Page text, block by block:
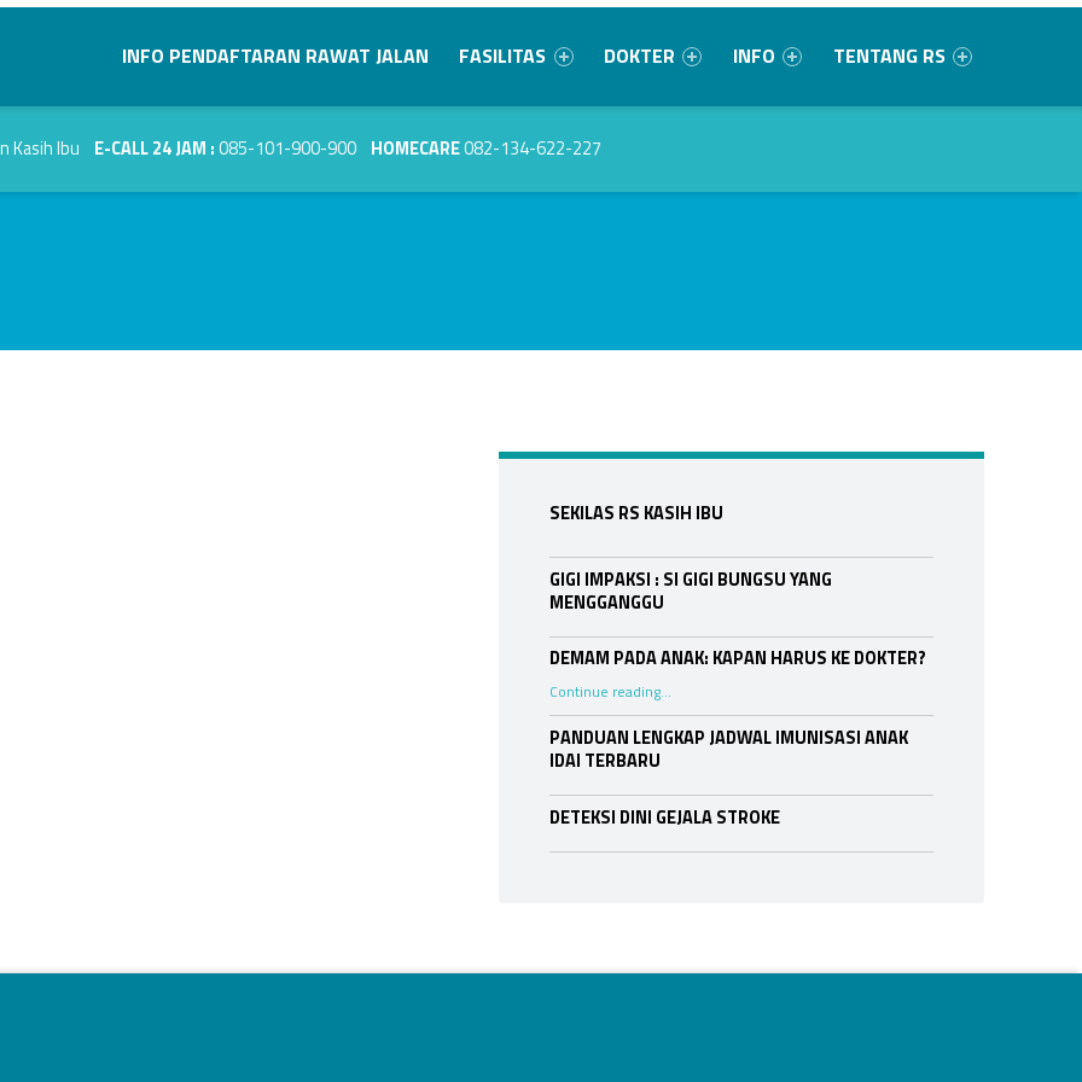
INFO PENDAFTARAN RAWAT JALAN FASILITAS DOKTER INFO TENTANG RS
E-CALL 24 JAM :085-101-900-900 HOMECARE082-134-622-227
Sidebar
SEKILAS RS KASIH IBU
GIGI IMPAKSI : SI GIGI BUNGSU YANG
MENGGANGGU
DEMAM PADA ANAK: KAPAN HARUS KE DOKTER?
Continue reading“DEMAM PADA ANAK: KAPAN HARUS KE DOKTER?”
…
PANDUAN LENGKAP JADWAL IMUNISASI ANAK
IDAI TERBARU
DETEKSI DINI GEJALA STROKE